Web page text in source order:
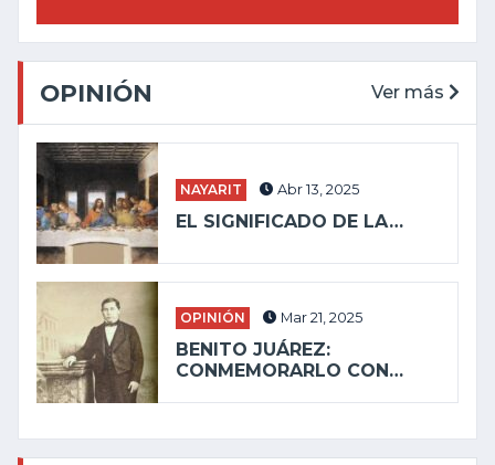
OPINIÓN Ver más
NAYARIT Abr 13, 2025
EL SIGNIFICADO DE LA…
OPINIÓN Mar 21, 2025
BENITO JUÁREZ:
CONMEMORARLO CON…